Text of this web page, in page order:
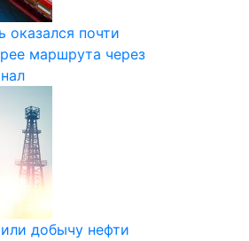
оказался почти
маршрута через
добычу нефти